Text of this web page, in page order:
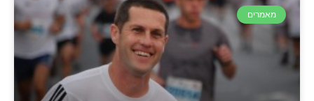
מאמרים